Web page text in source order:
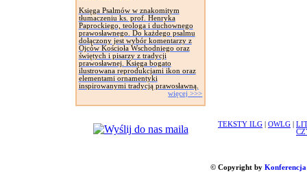
Księga Psalmów w znakomitym
tłumaczeniu ks. prof. Henryka
Paprockiego, teologa i duchownego
prawosławnego. Do każdego psalmu
dołączony jest wybór komentarzy z
Ojców Kościoła Wschodniego oraz
świętych i pisarzy z tradycji
prawosławnej. Księga bogato
ilustrowana reprodukcjami ikon oraz
elementami ornamentyki
inspirowanymi tradycją prawosławną.
więcej >>>
TEKSTY ILG OWLG
© Copyright by Konferencja